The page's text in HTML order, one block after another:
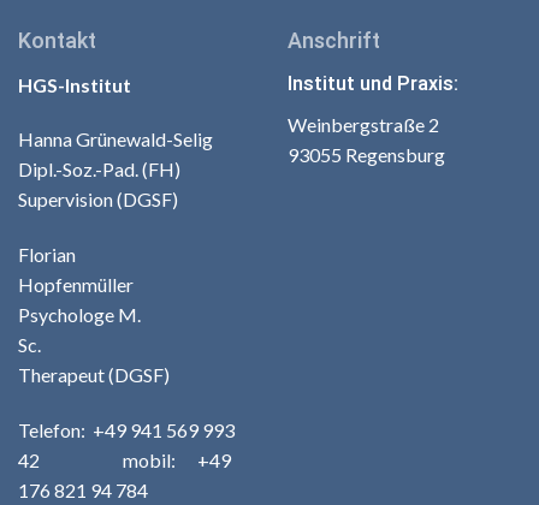
Kontakt
HGS-Institut
Hanna Grünewald-Selig
Dipl.-Soz.-Pad. (FH)
Supervision (DGSF)
Florian
Hopfenmüller
Psychologe M.
Sc.
Therapeut (DGSF)
Telefon: +49 941 569 993
42 mobil: +49
176 821 94 784
Anschrift
Institut und Praxis:
Weinbergstraße 2
93055 Regensburg